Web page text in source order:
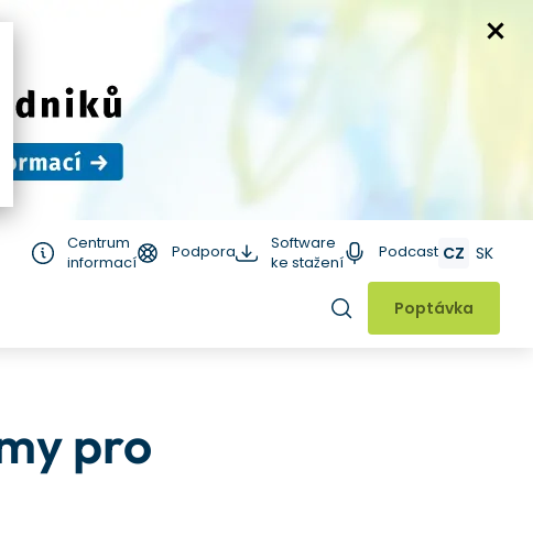
Centrum
informací
Podpora
Software
ke stažení
Podcast CZ SK
Hledat
Poptávka
pro